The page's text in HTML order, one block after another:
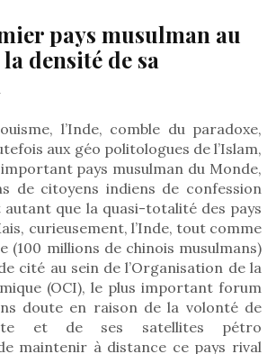
pays musulman au
densité de sa
l’Inde, comble du paradoxe,
aux géo politologues de l’Islam,
pays musulman du Monde,
de citoyens indiens de confession
autant que la quasi-totalité des pays
curieusement, l’Inde, tout comme
(100 millions de chinois musulmans)
cité au sein de l’Organisation de la
(OCI), le plus important forum
doute en raison de la volonté de
et de ses satellites pétro
maintenir à distance ce pays rival